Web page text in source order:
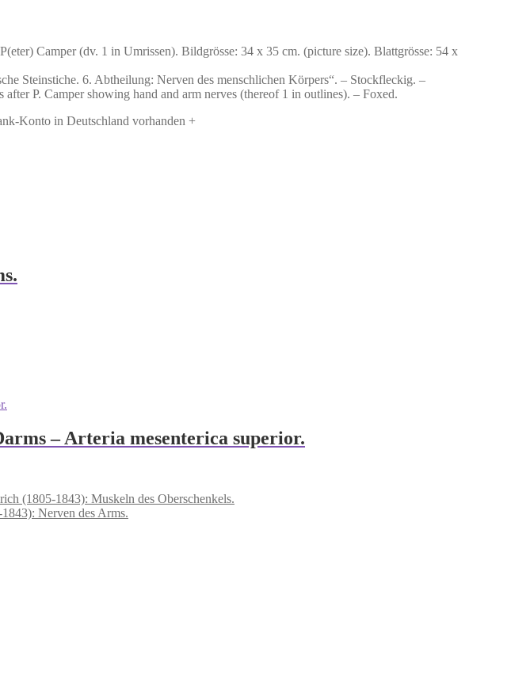
Camper (dv. 1 in Umrissen). Bildgrösse: 34 x 35 cm. (picture size). Blattgrösse: 54 x
Steinstiche. 6. Abtheilung: Nerven des menschlichen Körpers“. – Stockfleckig. –
P. Camper showing hand and arm nerves (thereof 1 in outlines). – Foxed.
Konto in Deutschland vorhanden +
– Arteria mesenterica superior.
(1805-1843): Muskeln des Oberschenkels.
Nerven des Arms.